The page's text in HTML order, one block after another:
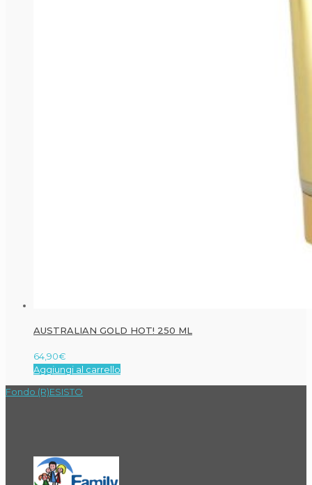
AUSTRALIAN GOLD HOT! 250 ML
64,90€
Aggiungi al carrello
Fondo (R)ESISTO